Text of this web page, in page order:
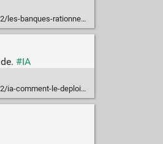
couts-qu-elle-engendre_6701070_3234.html
#IA
un-choc-des-ressources_6701101_3234.html